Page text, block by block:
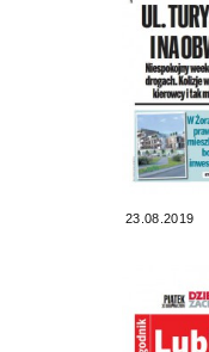
23.08.2019